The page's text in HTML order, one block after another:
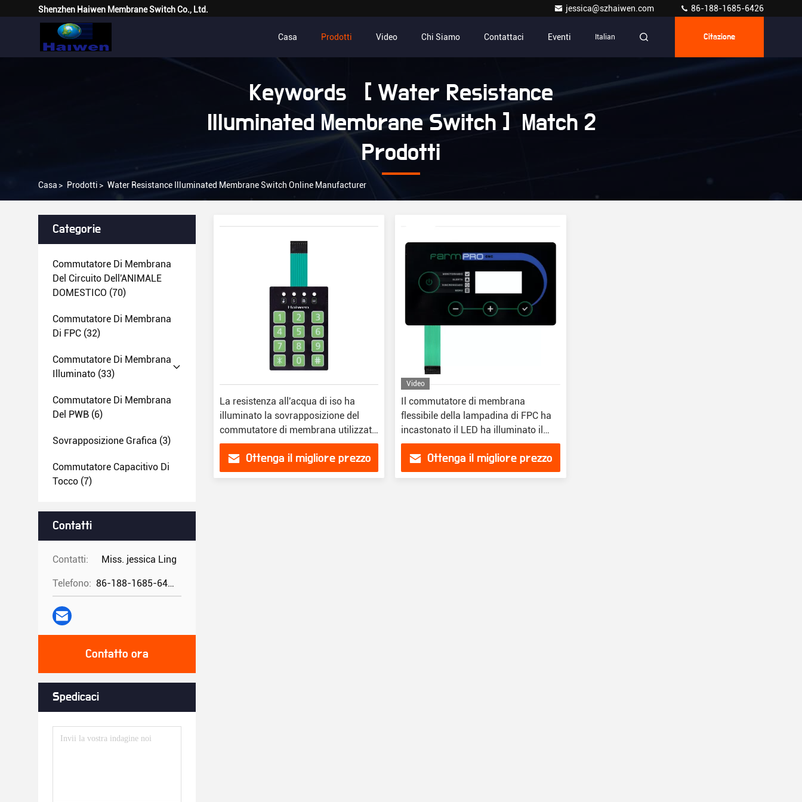
Shenzhen Haiwen Membrane Switch Co., Ltd. jessica@szhaiwen.com 86-188-1685-6426
Casa Prodotti Video Chi Siamo Contattaci Eventi Italian Citazione
Keywords [ Water Resistance
Illuminated Membrane Switch ] Match 2
Prodotti
Casa > Prodotti > Water Resistance Illuminated Membrane Switch Online Manufacturer
Categorie
Commutatore Di Membrana
Del Circuito Dell'ANIMALE
DOMESTICO (70)
Commutatore Di Membrana
Di FPC (32)
Commutatore Di Membrana
Illuminato (33)
Commutatore Di Membrana
Del PWB (6)
Sovrapposizione Grafica (3)
Commutatore Capacitivo Di
Tocco (7)
Contatti
Contatti: Miss. jessica Ling
Telefono: 86-188-1685-6426
Contatto ora
Spedicaci
La resistenza all'acqua di iso ha
illuminato la sovrapposizione del
commutatore di membrana utilizzata
in vario Fieds
Ottenga il migliore prezzo
Video
Il commutatore di membrana
flessibile della lampadina di FPC ha
incastonato il LED ha illuminato il
commutatore di membrana
Ottenga il migliore prezzo